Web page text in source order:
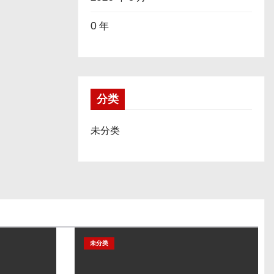
0 年
分类
未分类
未分类